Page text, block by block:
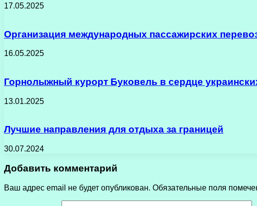
17.05.2025
Организация международных пассажирских
16.05.2025
Горнолыжный курорт Буковель в сердце
13.01.2025
Лучшие направления для отдыха за границей
30.07.2024
Добавить комментарий
Ваш адрес email не будет опубликован. Обязательные поля